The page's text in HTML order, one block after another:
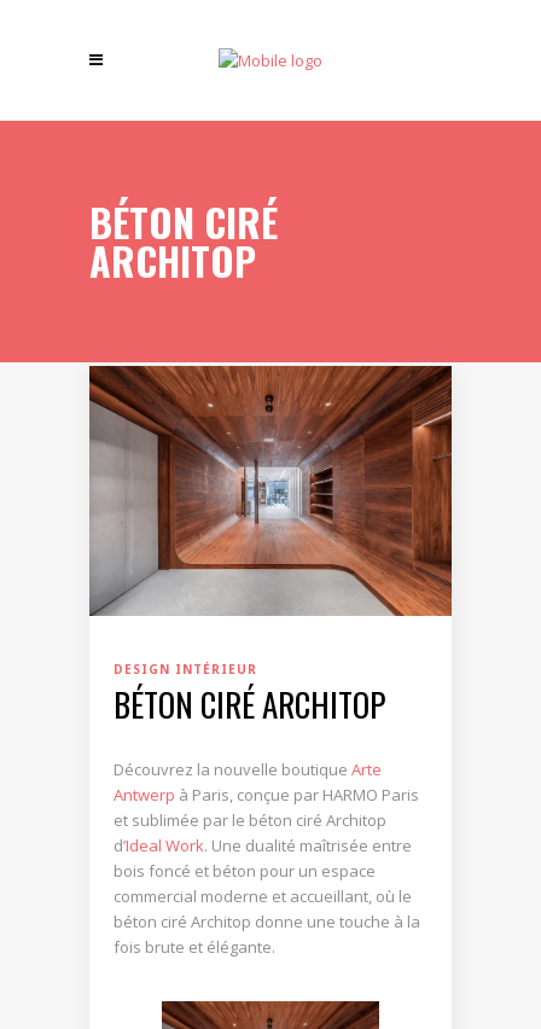
BÉTON CIRÉ
ARCHITOP
DESIGN INTÉRIEUR
BÉTON CIRÉ ARCHITOP
Découvrez la nouvelle boutique Arte
Antwerp à Paris, conçue par HARMO Paris
et sublimée par le béton ciré Architop
d’Ideal Work. Une dualité maîtrisée entre
bois foncé et béton pour un espace
commercial moderne et accueillant, où le
béton ciré Architop donne une touche à la
fois brute et élégante.